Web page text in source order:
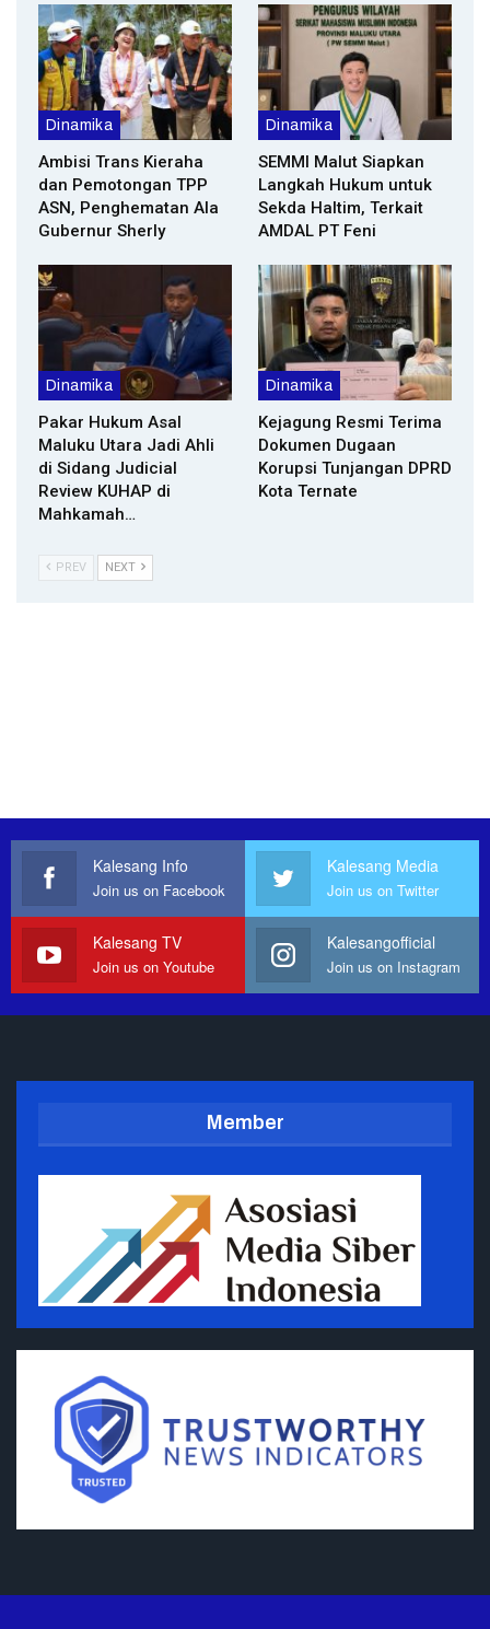
Dinamika
Ambisi Trans Kieraha
dan Pemotongan TPP
ASN, Penghematan Ala
Gubernur Sherly
Dinamika
SEMMI Malut Siapkan
Langkah Hukum untuk
Sekda Haltim, Terkait
AMDAL PT Feni
Dinamika
Pakar Hukum Asal
Maluku Utara Jadi Ahli
di Sidang Judicial
Review KUHAP di
Mahkamah…
Dinamika
Kejagung Resmi Terima
Dokumen Dugaan
Korupsi Tunjangan DPRD
Kota Ternate
PREV NEXT
Kalesang Info
Join us on Facebook
Kalesang Media
Join us on Twitter
Kalesang TV
Join us on Youtube
Kalesangofficial
Join us on Instagram
Member